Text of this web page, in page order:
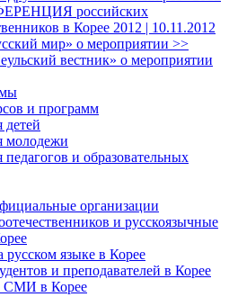
российских
в Корее 2012 | 10.11.2012
мир» о мероприятии >>
вестник» о мероприятии
и программ
молодежи
и образовательных
организации
и русскоязычные
русском языке в Корее
и преподавателей в Корее
СМИ в Корее